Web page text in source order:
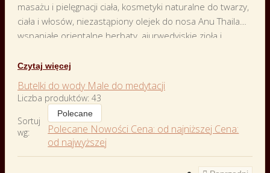
masażu i pielęgnacji ciała, kosmetyki naturalne do twarzy,
ciała i włosów, niezastąpiony olejek do nosa Anu Thailam,
wspaniałe orientalne herbaty, ajurwedyjskie zioła i
dosh, olej kokosowy i inne oleje spożywcze, masła
klarowane ghee, książki i czasopisma związane z jogą.
Harmonia duszy i ciała od zaraz – zapraszamy do
zakupów!
Czytaj więcej
Butelki do wody Male do medytacji
Liczba produktów: 43
Sortuj
wg:
Polecane
Polecane Nowości Cena: od najniższej Cena:
od najwyższej